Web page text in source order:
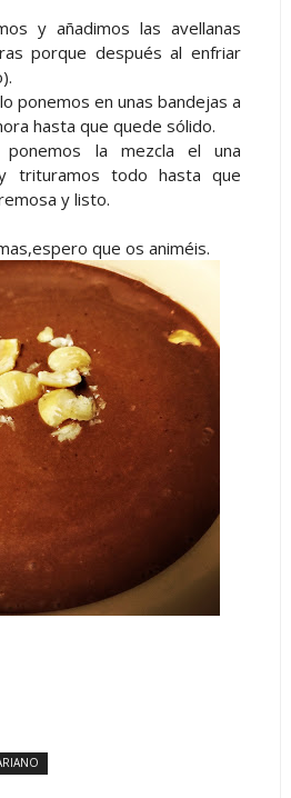
y añadimos las avellanas
porque después al enfriar
ponemos en unas bandejas a
hasta que quede sólido.
la mezcla el una
trituramos todo hasta que
y listo.
que os animéis.